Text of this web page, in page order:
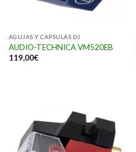
AGUJAS Y CAPSULAS DJ
AUDIO-TECHNICA VM520EB
119,00€